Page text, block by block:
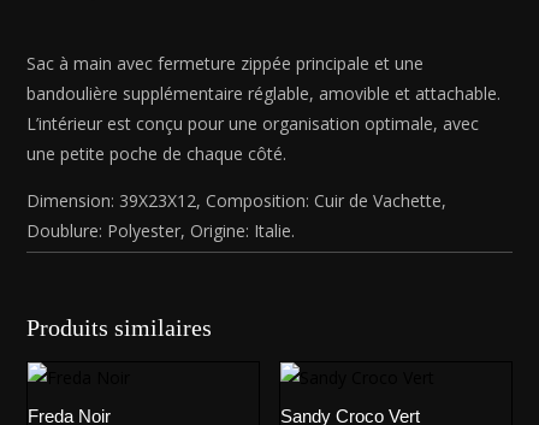
Sac à main avec fermeture zippée principale et une
bandoulière supplémentaire réglable, amovible et attachable.
L’intérieur est conçu pour une organisation optimale, avec
une petite poche de chaque côté.
Dimension: 39X23X12, Composition: Cuir de Vachette,
Doublure: Polyester, Origine: Italie.
Produits similaires
Freda Noir Sandy Croco Vert